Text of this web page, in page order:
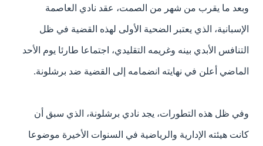
وبعد ما يقرب من شهر من الصمت، عقد نادي العاصمة
الإسبانية، الذي يعتبر الضحية الأولى لهذه القضية في ظل
التنافس الأبدي بينه وغريمه التقليدي، اجتماعا طارئا يوم الأحد
الماضي أعلن في نهايته انضمامه إلى القضية ضد برشلونة.
وفي ظل هذه التطورات، يجد نادي برشلونة، الذي سبق أن
كانت هيئته الإدارية والرياضية في السنوات الأخيرة موضوعا